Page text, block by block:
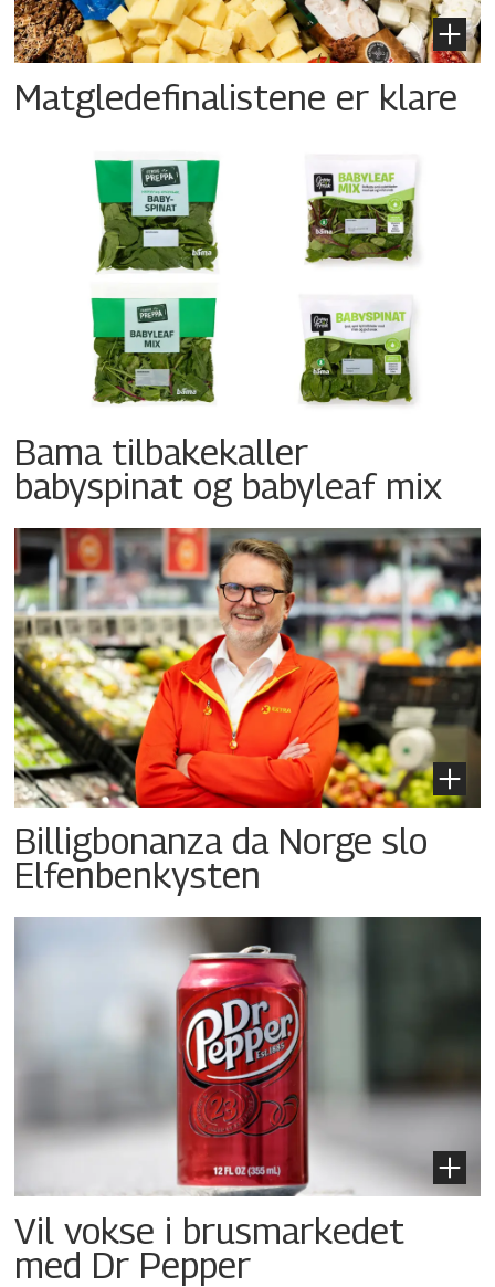
Matgledefinalistene er klare
Bama tilbakekaller
babyspinat og babyleaf mix
Billigbonanza da Norge slo
Elfenbenkysten
Vil vokse i brusmarkedet
med Dr Pepper